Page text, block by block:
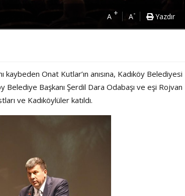
A + A- Yazdır
kaybeden Onat Kutlar’ın anısına, Kadıköy Belediyesi
Belediye Başkanı Şerdil Dara Odabaşı ve eşi Rojvan
ve Kadıköylüler katıldı.
Sinevizyonu